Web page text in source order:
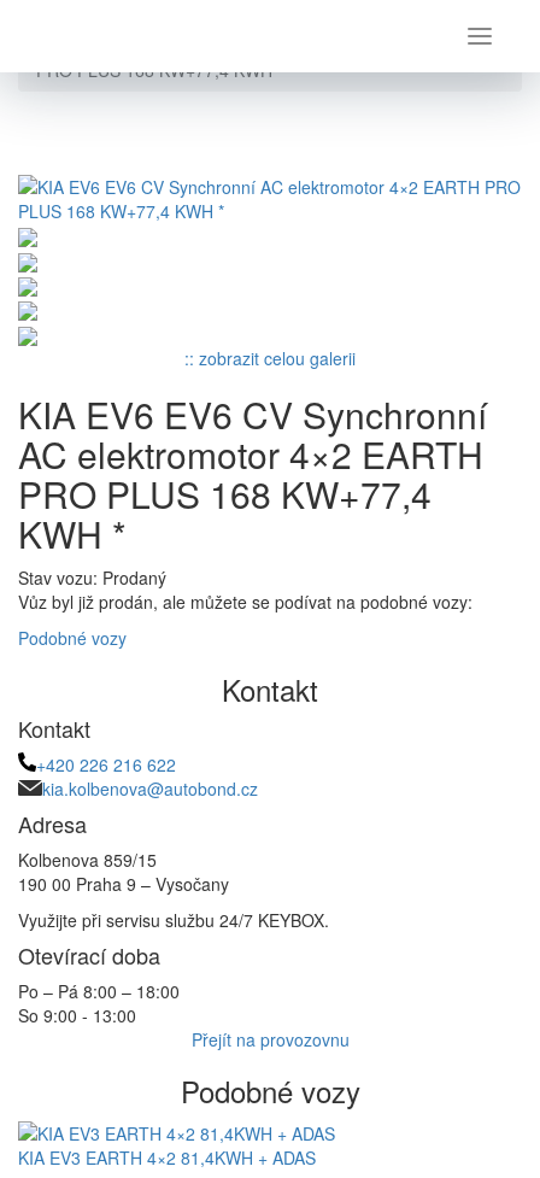
KIA EV6 EV6 CV Synchronní AC elektromotor 4×2 EARTH
PRO PLUS 168 KW+77,4 KWH *
:: zobrazit celou galerii
KIA EV6 EV6 CV Synchronní
AC elektromotor 4×2 EARTH
PRO PLUS 168 KW+77,4
KWH *
Stav vozu: Prodaný
Vůz byl již prodán, ale můžete se podívat na podobné vozy:
Podobné vozy
Kontakt
Kontakt
+420 226 216 622
kia.kolbenova@autobond.cz
Adresa
Kolbenova 859/15
190 00 Praha 9 – Vysočany
Využijte při servisu službu 24/7 KEYBOX.
Otevírací doba
Po – Pá 8:00 – 18:00
So 9:00 - 13:00
Přejít na provozovnu
Podobné vozy
KIA EV3 EARTH 4×2 81,4KWH + ADAS